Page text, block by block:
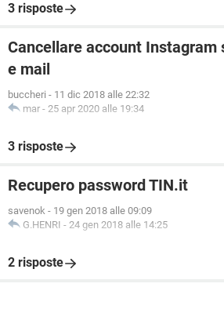
3 risposte
Cancellare account Instagram
e mail
buccheri - 11 dic 2018 alle 22:32
mar - 25 apr 2020 alle 19:34
3 risposte
Recupero password TIN.it
savenok - 19 gen 2018 alle 09:09
G.HENRI - 24 gen 2018 alle 14:25
2 risposte